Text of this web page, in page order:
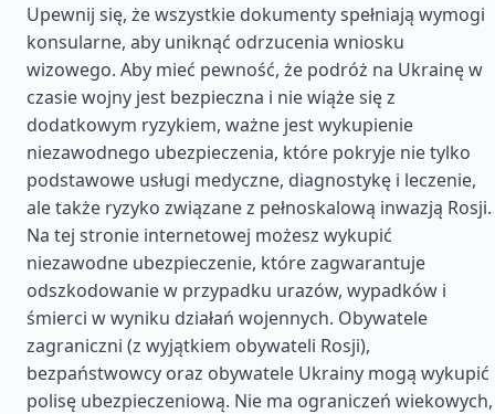
Upewnij się, że wszystkie dokumenty spełniają wymogi
konsularne, aby uniknąć odrzucenia wniosku
wizowego. Aby mieć pewność, że podróż na Ukrainę w
czasie wojny jest bezpieczna i nie wiąże się z
dodatkowym ryzykiem, ważne jest wykupienie
niezawodnego ubezpieczenia, które pokryje nie tylko
podstawowe usługi medyczne, diagnostykę i leczenie,
ale także ryzyko związane z pełnoskalową inwazją Rosji.
Na tej stronie internetowej możesz wykupić
niezawodne ubezpieczenie, które zagwarantuje
odszkodowanie w przypadku urazów, wypadków i
śmierci w wyniku działań wojennych. Obywatele
zagraniczni (z wyjątkiem obywateli Rosji),
bezpaństwowcy oraz obywatele Ukrainy mogą wykupić
polisę ubezpieczeniową. Nie ma ograniczeń wiekowych,